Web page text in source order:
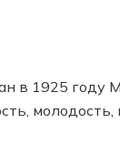
в 1925
молодость,